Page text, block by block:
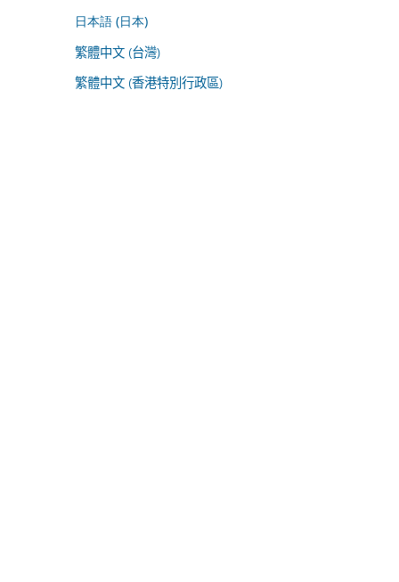
日本語 (日本)
繁體中文 (台灣)
繁體中文 (香港特別行政區)